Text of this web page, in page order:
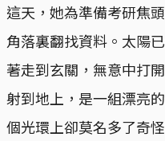
這天，她為準備考研焦
角落裏翻找資料。太陽
著走到玄關，無意中打
射到地上，是一組漂亮
個光環上卻莫名多了奇